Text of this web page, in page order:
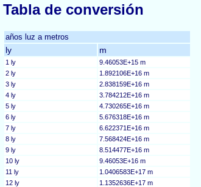
Tabla de conversión
años luz a metros
ly m
1 ly
9.46053E+15 m
2 ly
1.892106E+16 m
3 ly
2.838159E+16 m
4 ly
3.784212E+16 m
5 ly
4.730265E+16 m
6 ly
5.676318E+16 m
7 ly
6.622371E+16 m
8 ly
7.568424E+16 m
9 ly
8.514477E+16 m
10 ly
9.46053E+16 m
11 ly
1.0406583E+17 m
12 ly
1.1352636E+17 m